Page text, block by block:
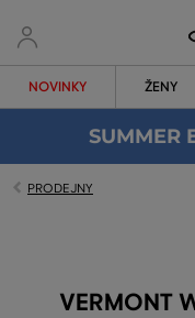
NOVINKY ŽENY
SUMMER
PRODEJNY
VERMONT